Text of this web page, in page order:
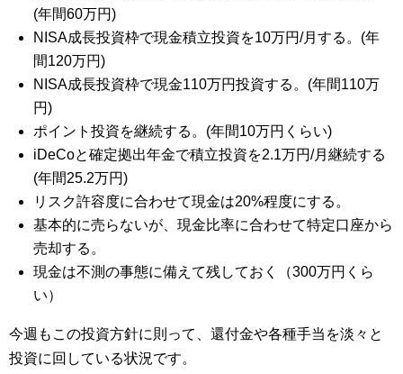
(年間60万円)
NISA成長投資枠で現金積立投資を10万円/月する。(年
間120万円)
NISA成長投資枠で現金110万円投資する。(年間110万
円)
ポイント投資を継続する。(年間10万円くらい)
iDeCoと確定拠出年金で積立投資を2.1万円/月継続する
(年間25.2万円)
リスク許容度に合わせて現金は20%程度にする。
基本的に売らないが、現金比率に合わせて特定口座から
売却する。
現金は不測の事態に備えて残しておく（300万円くら
い）
今週もこの投資方針に則って、還付金や各種手当を淡々と
投資に回している状況です。